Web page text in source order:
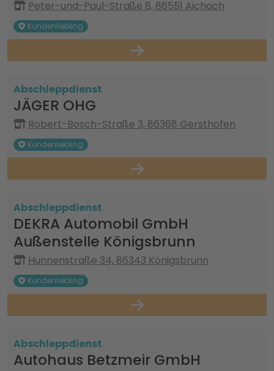
Peter-und-Paul-Straße 8, 86551 Aichach
Kundenliebling
Abschleppdienst
JÄGER OHG
Robert-Bosch-Straße 3, 86368 Gersthofen
Kundenliebling
Abschleppdienst
DEKRA Automobil GmbH
Außenstelle Königsbrunn
Hunnenstraße 34, 86343 Königsbrunn
Kundenliebling
Abschleppdienst
Autohaus Betzmeir GmbH